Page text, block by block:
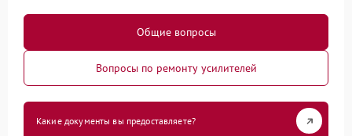
Общие вопросы
Вопросы по ремонту усилителей
Какие документы вы предоставляете?